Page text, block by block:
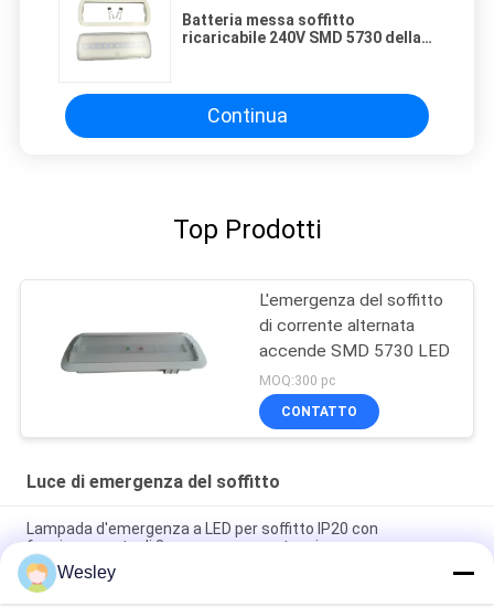
Batteria messa soffitto
ricaricabile 240V SMD 5730 della
Continua
Top Prodotti
L'emergenza del soffitto
di corrente alternata
accende SMD 5730 LED
MOQ:300 pc
CONTATTO
Luce di emergenza del soffitto
Lampada d'emergenza a LED per soffitto IP20 con
funzionamento di 3 ore senza manutenzione
Luce di emergenza a LED da incasso ignifuga con
Wesley